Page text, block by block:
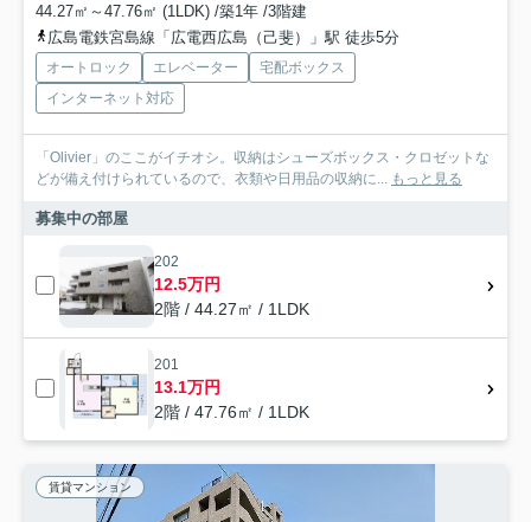
44.27㎡～47.76㎡ (1LDK) /築1年 /3階建
広島電鉄宮島線「広電西広島（己斐）」駅 徒歩5分
オートロック エレベーター
宅配ボックス
インターネット対応
「Olivier」のここがイチオシ。収納はシューズボックス・クロゼットな
どが備え付けられているので、衣類や日用品の収納に...
もっと見る
募集中の部屋
202
12.5万円
2階 / 44.27㎡ / 1LDK
201
13.1万円
2階 / 47.76㎡ / 1LDK
賃貸マンション